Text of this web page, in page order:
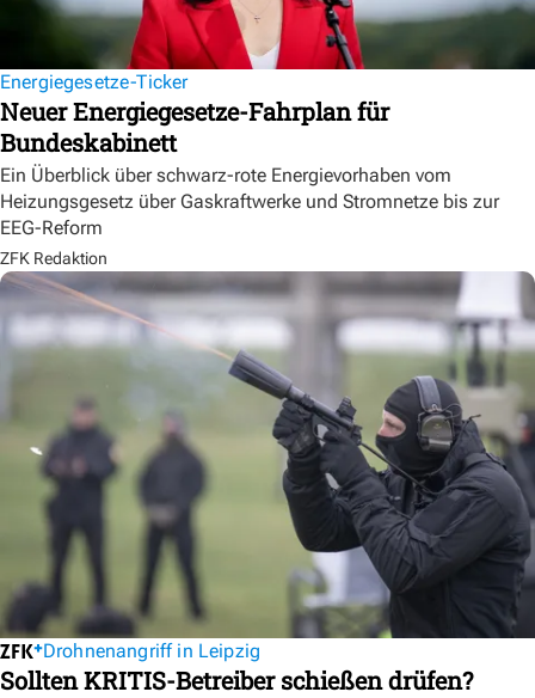
Energiegesetze-Ticker
Neuer Energiegesetze-Fahrplan für
Bundeskabinett
Ein Überblick über schwarz-rote Energievorhaben vom
Heizungsgesetz über Gaskraftwerke und Stromnetze bis zur
EEG-Reform
ZFK Redaktion
Drohnenangriff in Leipzig
Sollten KRITIS-Betreiber schießen drüfen?